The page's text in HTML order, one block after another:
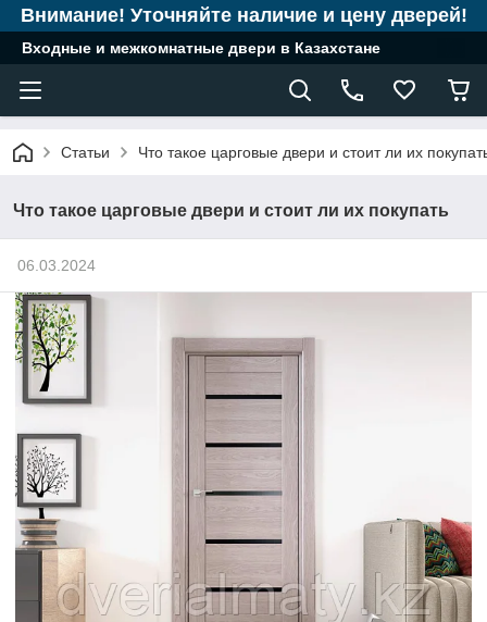
Внимание! Уточняйте наличие и цену дверей!
Входные и межкомнатные двери в Казахстане
Статьи Что такое царговые двери и стоит ли их
Что такое царговые двери и стоит ли их покупать
06.03.2024